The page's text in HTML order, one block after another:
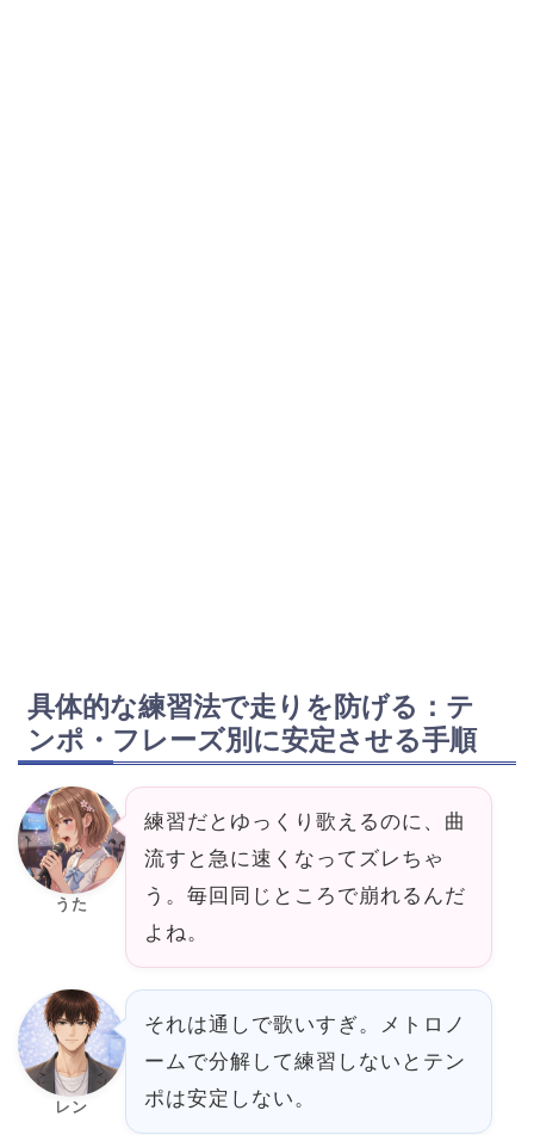
具体的な練習法で走りを防げる：テ
ンポ・フレーズ別に安定させる手順
うた
練習だとゆっくり歌えるのに、曲
流すと急に速くなってズレちゃ
う。毎回同じところで崩れるんだ
よね。
レン
それは通しで歌いすぎ。メトロノ
ームで分解して練習しないとテン
ポは安定しない。